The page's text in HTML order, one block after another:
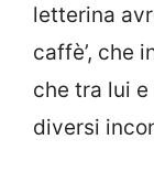
letterina
caffè’, che
che tra lui
diversi